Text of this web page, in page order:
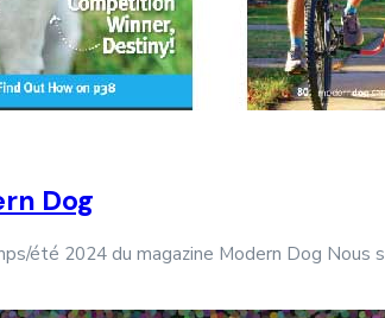
Dog
été 2024 du magazine Modern Dog Nous